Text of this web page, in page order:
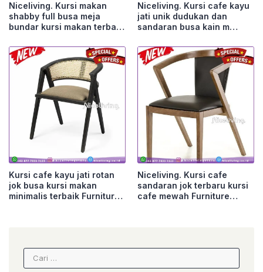
Niceliving. Kursi makan
shabby full busa meja
bundar kursi makan terba
Niceliving. Kursi cafe kayu
jati unik dudukan dan
sandaran busa kain m
Kursi cafe kayu jati rotan
jok busa kursi makan
minimalis terbaik Furniture
Niceliving. Kursi cafe
sandaran jok terbaru kursi
cafe mewah Furniture
Cari
untuk: